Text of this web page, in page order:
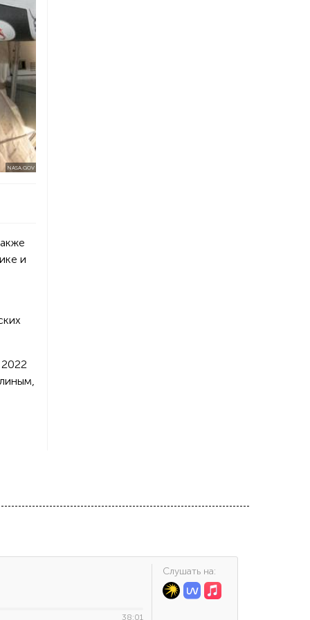
NASA.GOV
и
38:01
Cлушать на: